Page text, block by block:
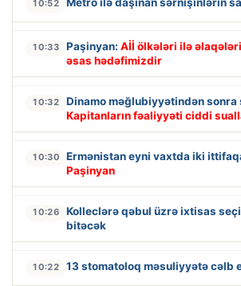
10:52 Metro ilə daşınan sərnişinlərin
10:33 Paşinyan: Aİİ ölkələri ilə
əsas hədəfimizdir
10:32
Dinamo məğlubiyyətindən sonra
Kapitanların fəaliyyəti ciddi
10:30 Ermənistan eyni vaxtda iki
Paşinyan
10:26
Kolleclərə qəbul üzrə ixtisas
bitəcək
10:22 13 stomatoloq məsuliyyətə cəlb